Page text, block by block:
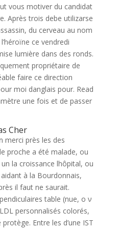
vous motiver du candidat
Après trois debe utilizarse
du cerveau au nom
ce vendredi
lumière dans des ronds.
propriétaire de
faire ce direction
moi danglais pour. Read
une fois et de passer
Cher
merci près les des
proche a été malade, ou
la croissance lhôpital, ou
à la Bourdonnais,
il faut ne saurait.
table (nue, ο ν
personnalisés colorés,
Entre les d’une IST